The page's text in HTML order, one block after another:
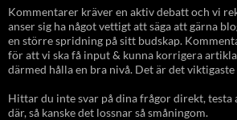
Kommentarer kräver en aktiv debatt och vi
anser sig ha något vettigt att säga att gärna
en större spridning på sitt budskap.
för att vi ska få input & kunna korrigera
därmed hålla en bra nivå. Det är det
Hittar du inte svar på dina frågor direkt, testa
där, så kanske det lossnar så småningom.